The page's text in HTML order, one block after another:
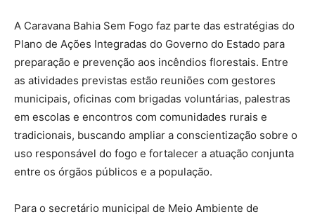
A Caravana Bahia Sem Fogo faz parte das estratégias do
Plano de Ações Integradas do Governo do Estado para
preparação e prevenção aos incêndios florestais. Entre
as atividades previstas estão reuniões com gestores
municipais, oficinas com brigadas voluntárias, palestras
em escolas e encontros com comunidades rurais e
tradicionais, buscando ampliar a conscientização sobre o
uso responsável do fogo e fortalecer a atuação conjunta
entre os órgãos públicos e a população.
Para o secretário municipal de Meio Ambiente de